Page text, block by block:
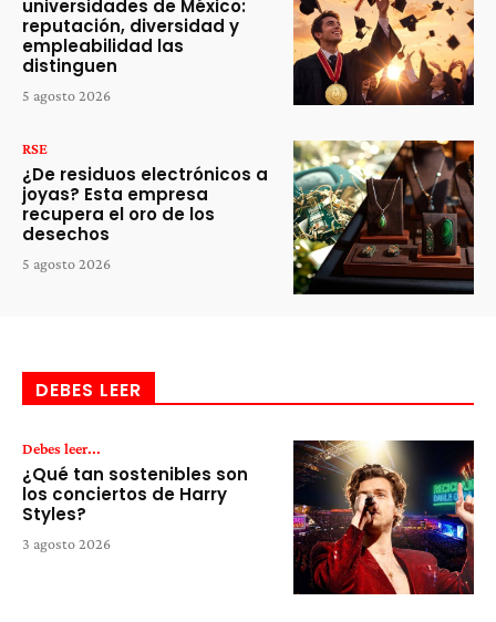
universidades de México:
reputación, diversidad y
empleabilidad las
distinguen
5 agosto 2026
RSE
¿De residuos electrónicos a
joyas? Esta empresa
recupera el oro de los
desechos
5 agosto 2026
DEBES LEER
Debes leer...
¿Qué tan sostenibles son
los conciertos de Harry
Styles?
3 agosto 2026